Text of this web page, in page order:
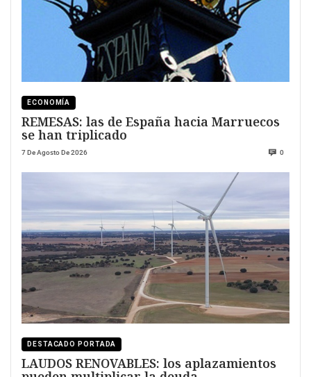
ECONOMÍA
REMESAS: las de España hacia Marruecos
se han triplicado
7 De Agosto De 2026 0
DESTACADO PORTADA
LAUDOS RENOVABLES: los aplazamientos